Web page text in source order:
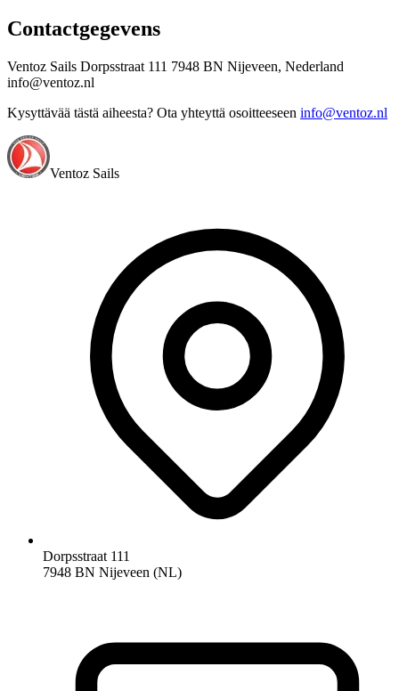
Contactgegevens
Ventoz Sails Dorpsstraat 111 7948 BN Nijeveen, Nederland
info@ventoz.nl
Kysyttävää tästä aiheesta? Ota yhteyttä osoitteeseen info@ventoz.nl
Ventoz Sails
Dorpsstraat 111
7948 BN Nijeveen (NL)